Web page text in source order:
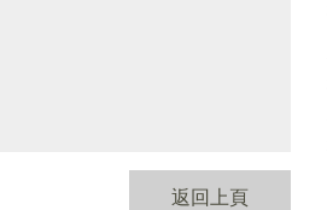
返回上頁